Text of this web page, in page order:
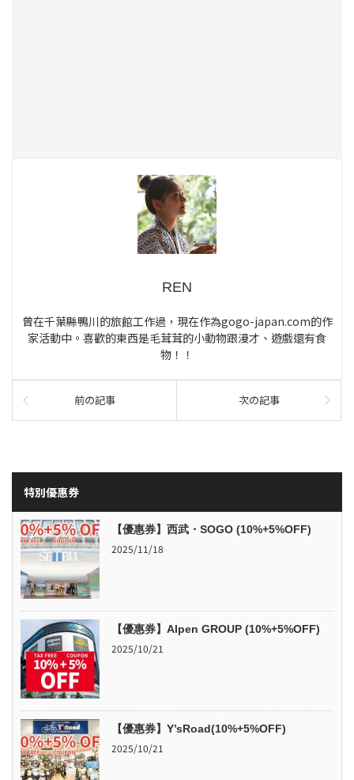
REN
曾在千葉縣鴨川的旅館工作過，現在作為gogo-japan.com的作
家活動中。喜歡的東西是毛茸茸的小動物跟漫才、遊戲還有食
物！！
前の記事 次の記事
特別優惠券
【優惠券】西武・SOGO (10%+5%OFF)
2025/11/18
【優惠券】Alpen GROUP (10%+5%OFF)
2025/10/21
【優惠券】Y’sRoad(10%+5%OFF)
2025/10/21